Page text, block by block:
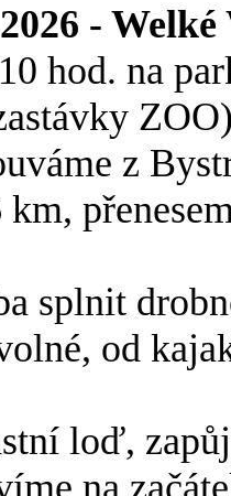
-
hod. na
z
splnit
od
loď,
na